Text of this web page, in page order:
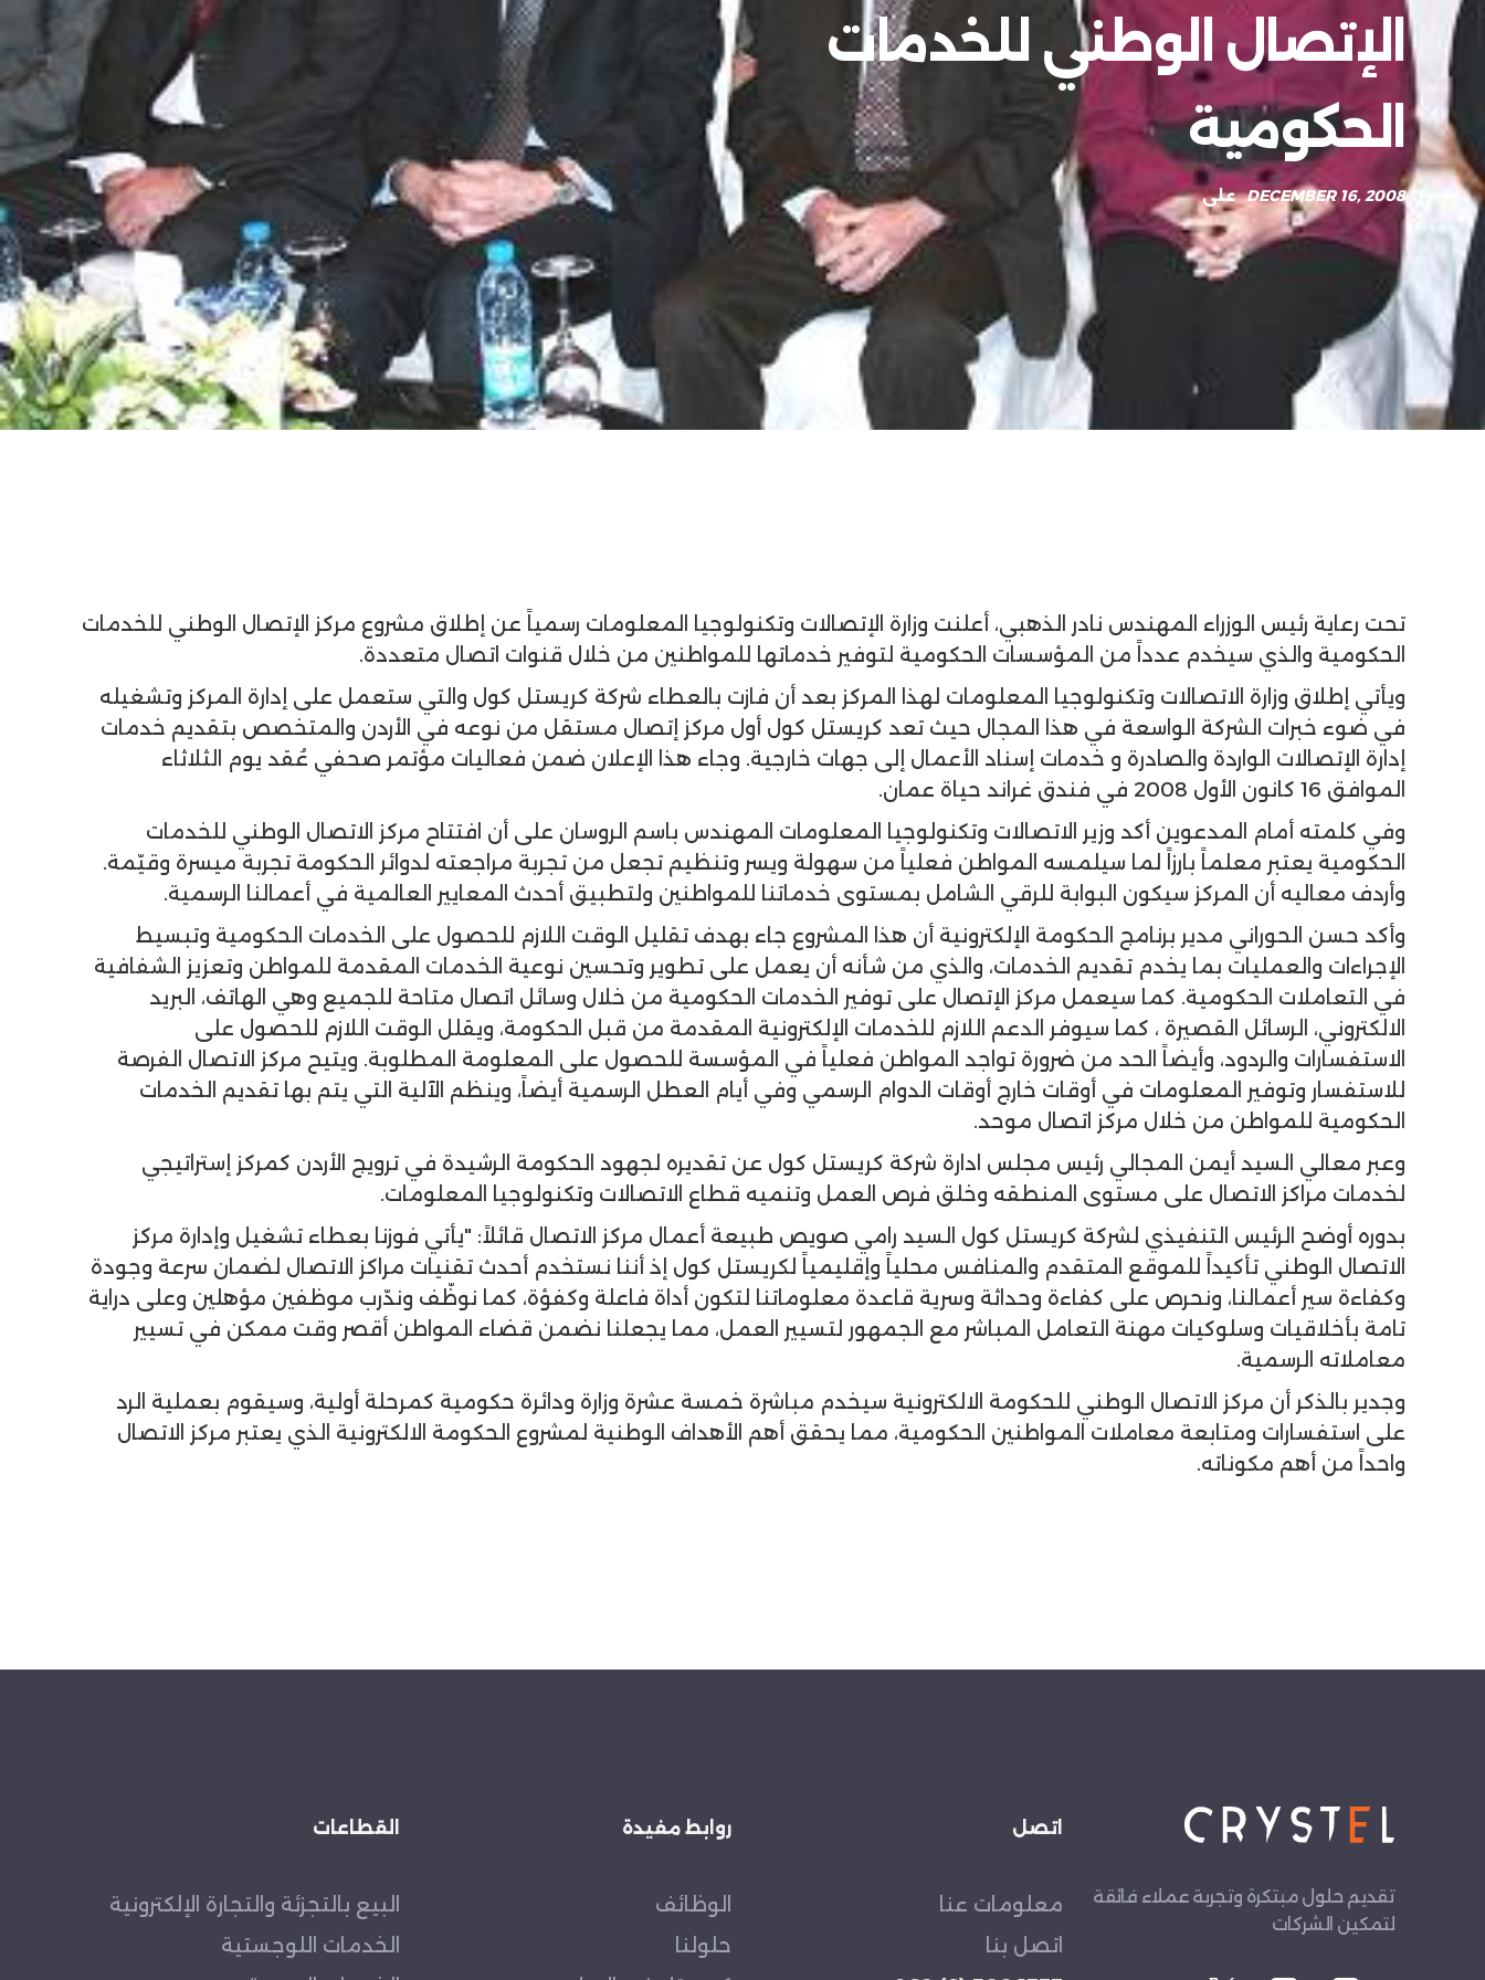
الإتصال الوطني للخدمات
الحكومية
على DECEMBER 16, 2008
تحت رعاية رئيس الوزراء المهندس نادر الذهبي، أعلنت وزارة الإتصالات وتكنولوجيا المعلومات رسمياً عن إطلاق مشروع مركز الإتصال الوطني للخدمات
الحكومية والذي سيخدم عدداً من المؤسسات الحكومية لتوفير خدماتها للمواطنين من خلال قنوات اتصال متعددة.
ويأتي إطلاق وزارة الاتصالات وتكنولوجيا المعلومات لهذا المركز بعد أن فازت بالعطاء شركة كريستل كول والتي ستعمل على إدارة المركز وتشغيله
في ضوء خبرات الشركة الواسعة في هذا المجال حيث تعد كريستل كول أول مركز إتصال مستقل من نوعه في الأردن والمتخصص بتقديم خدمات
إدارة الإتصالات الواردة والصادرة و خدمات إسناد الأعمال إلى جهات خارجية. وجاء هذا الإعلان ضمن فعاليات مؤتمر صحفي عُقد يوم الثلاثاء
الموافق 16 كانون الأول 2008 في فندق غراند حياة عمان.
وفي كلمته أمام المدعوين أكد وزير الاتصالات وتكنولوجيا المعلومات المهندس باسم الروسان على أن افتتاح مركز الاتصال الوطني للخدمات
الحكومية يعتبر معلماً بارزاً لما سيلمسه المواطن فعلياً من سهولة ويسر وتنظيم تجعل من تجربة مراجعته لدوائر الحكومة تجربة ميسرة وقيّمة.
وأردف معاليه أن المركز سيكون البوابة للرقي الشامل بمستوى خدماتنا للمواطنين ولتطبيق أحدث المعايير العالمية في أعمالنا الرسمية.
وأكد حسن الحوراني مدير برنامج الحكومة الإلكترونية أن هذا المشروع جاء بهدف تقليل الوقت اللازم للحصول على الخدمات الحكومية وتبسيط
الإجراءات والعمليات بما يخدم تقديم الخدمات، والذي من شأنه أن يعمل على تطوير وتحسين نوعية الخدمات المقدمة للمواطن وتعزيز الشفافية
في التعاملات الحكومية. كما سيعمل مركز الإتصال على توفير الخدمات الحكومية من خلال وسائل اتصال متاحة للجميع وهي الهاتف، البريد
الالكتروني، الرسائل القصيرة ، كما سيوفر الدعم اللازم للخدمات الإلكترونية المقدمة من قبل الحكومة، ويقلل الوقت اللازم للحصول على
الاستفسارات والردود، وأيضاً الحد من ضرورة تواجد المواطن فعلياً في المؤسسة للحصول على المعلومة المطلوبة. ويتيح مركز الاتصال الفرصة
للاستفسار وتوفير المعلومات في أوقات خارج أوقات الدوام الرسمي وفي أيام العطل الرسمية أيضاً، وينظم الآلية التي يتم بها تقديم الخدمات
الحكومية للمواطن من خلال مركز اتصال موحد.
وعبر معالي السيد أيمن المجالي رئيس مجلس ادارة شركة كريستل كول عن تقديره لجهود الحكومة الرشيدة في ترويج الأردن كمركز إستراتيجي
لخدمات مراكز الاتصال على مستوى المنطقه وخلق فرص العمل وتنميه قطاع الاتصالات وتكنولوجيا المعلومات.
بدوره أوضح الرئيس التنفيذي لشركة كريستل كول السيد رامي صويص طبيعة أعمال مركز الاتصال قائلاً: "يأتي فوزنا بعطاء تشغيل وإدارة مركز
الاتصال الوطني تأكيداً للموقع المتقدم والمنافس محلياً وإقليمياً لكريستل كول إذ أننا نستخدم أحدث تقنيات مراكز الاتصال لضمان سرعة وجودة
وكفاءة سير أعمالنا، ونحرص على كفاءة وحداثة وسرية قاعدة معلوماتنا لتكون أداة فاعلة وكفؤة، كما نوظّف وندّرب موظفين مؤهلين وعلى دراية
تامة بأخلاقيات وسلوكيات مهنة التعامل المباشر مع الجمهور لتسيير العمل، مما يجعلنا نضمن قضاء المواطن أقصر وقت ممكن في تسيير
معاملاته الرسمية.
وجدير بالذكر أن مركز الاتصال الوطني للحكومة الالكترونية سيخدم مباشرة خمسة عشرة وزارة ودائرة حكومية كمرحلة أولية، وسيقوم بعملية الرد
على استفسارات ومتابعة معاملات المواطنين الحكومية، مما يحقق أهم الأهداف الوطنية لمشروع الحكومة الالكترونية الذي يعتبر مركز الاتصال
واحداً من أهم مكوناته.
تقديم حلول مبتكرة وتجربة عملاء فائقة
لتمكين الشركات
اتصل
معلومات عنا
اتصل بنا
روابط مفيدة
الوظائف
حلولنا
القطاعات
البيع بالتجزئة والتجارة الإلكترونية
الخدمات اللوجستية